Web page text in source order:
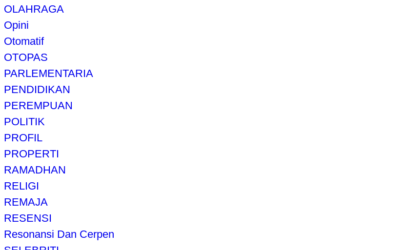
OLAHRAGA
Opini
Otomatif
OTOPAS
PARLEMENTARIA
PENDIDIKAN
PEREMPUAN
POLITIK
PROFIL
PROPERTI
RAMADHAN
RELIGI
REMAJA
RESENSI
Resonansi Dan Cerpen